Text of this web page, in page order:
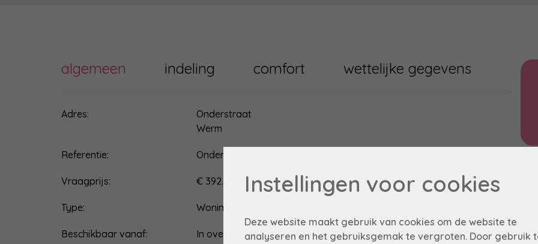
algemeen indeling comfort wettelijke gegevens
Adres:
Onderstraat
Werm
Referentie: Onderstraat 33A
Vraagprijs: € 392.000
Type: Woning
Beschikbaar vanaf:
In overleg
Instellingen voor cookies
Deze website maakt gebruik van cookies om de website te
analyseren en het gebruiksgemak te vergroten. Door gebruik